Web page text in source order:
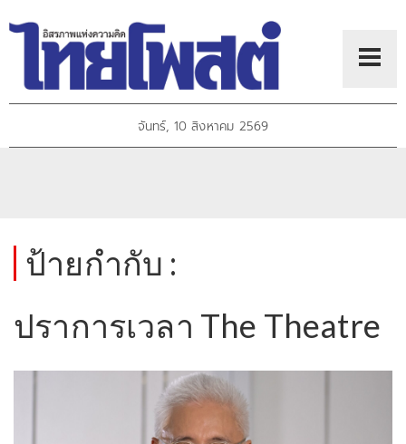
จันทร์, 10 สิงหาคม 2569
ป้ายกำกับ :
ปราการเวลา The Theatre